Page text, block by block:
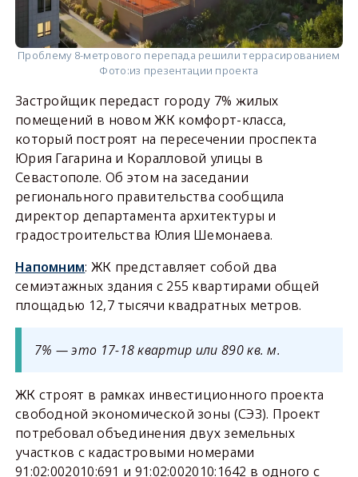
Проблему 8-метрового перепада решили террасированием
Фото:из презентации проекта
Застройщик передаст городу 7% жилых
помещений в новом ЖК комфорт-класса,
который построят на пересечении проспекта
Юрия Гагарина и Коралловой улицы в
Севастополе. Об этом на заседании
регионального правительства сообщила
директор департамента архитектуры и
градостроительства Юлия Шемонаева.
Напомним: ЖК представляет собой два
семиэтажных здания с 255 квартирами общей
площадью 12,7 тысячи квадратных метров.
7% — это 17-18 квартир или 890 кв. м.
ЖК строят в рамках инвестиционного проекта
свободной экономической зоны (СЭЗ). Проект
потребовал объединения двух земельных
участков с кадастровыми номерами
91:02:002010:691 и 91:02:002010:1642 в одного с